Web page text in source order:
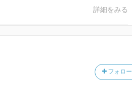
詳細をみる
フォロー